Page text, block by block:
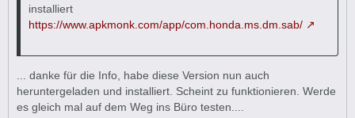
installiert
https://www.apkmonk.com/app/com.honda.ms.dm.sab/
... danke für die Info, habe diese Version nun auch
heruntergeladen und installiert. Scheint zu funktionieren. Werde
es gleich mal auf dem Weg ins Büro testen....